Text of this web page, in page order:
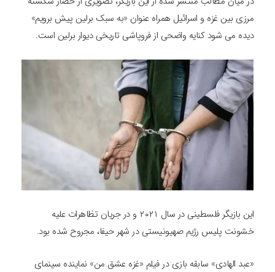
مرزی بین غزه و اسرائیل همراه عنوان «به سبک برلین پیش برویم»
دیده می شود کنایه واضحی از فروپاشی تاریخی دیوار برلین است.
این بازیگر فلسطینی در سال ۲۰۲۱ و در جریان تظاهرات علیه
خشونت پلیس رژیم صهیونیستی در شهر حیفا، مجروح شده بود.
«عبد الهادی» سابقه بازی در فیلم «غزه عشق من» نماینده سینمای